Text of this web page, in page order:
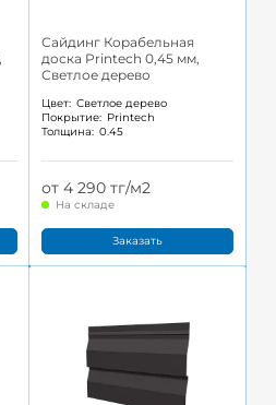
Сайдинг Корабельная
доска Printech 0,45 мм,
Светлое дерево
Цвет: Светлое дерево
Покрытие: Printech
Толщина: 0.45
от 4 290 тг/м2
На складе
Заказать